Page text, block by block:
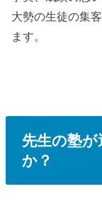
大勢の生徒の集
ます。
先生の塾
か？